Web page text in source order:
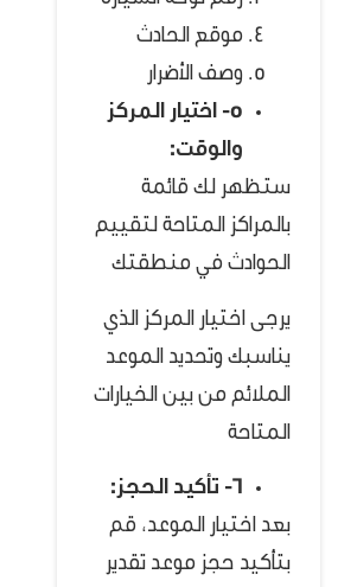
موقع الحادث
وصف الأضرار
5- اختيار المركز
والوقت:
ستظهر لك قائمة
بالمراكز المتاحة لتقييم
الحوادث في منطقتك
يرجى اختيار المركز الذي
يناسبك وتحديد الموعد
الملائم من بين الخيارات
المتاحة
6- تأكيد الحجز:
بعد اختيار الموعد، قم
بتأكيد حجز موعد تقدير